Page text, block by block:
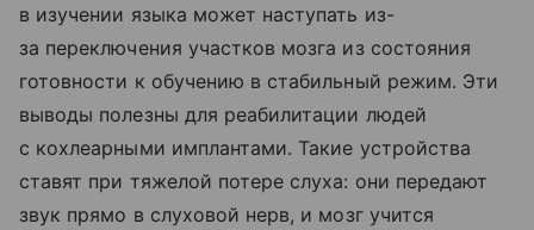
в изучении языка может наступать из-
за переключения участков мозга из состояния
готовности к обучению в стабильный режим. Эти
выводы полезны для реабилитации людей
с кохлеарными имплантами. Такие устройства
ставят при тяжелой потере слуха: они передают
звук прямо в слуховой нерв, и мозг учится